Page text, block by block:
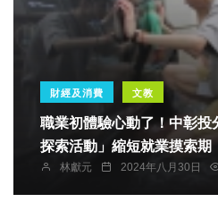
財經及消費 文教
職業初體驗心動了！中彰投
探索活動」縮短就業摸索期
林獻元 2024年八月30日